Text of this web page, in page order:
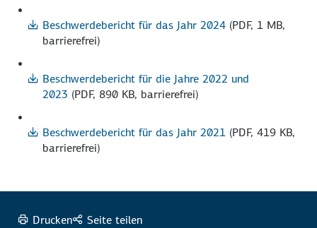
Beschwerdebericht für das Jahr 2024 (PDF, 1 MB,
barrierefrei)
Beschwerdebericht für die Jahre 2022 und
2023 (PDF, 890 KB, barrierefrei)
Beschwerdebericht für das Jahr 2021 (PDF, 419 KB,
barrierefrei)
Drucken Seite teilen